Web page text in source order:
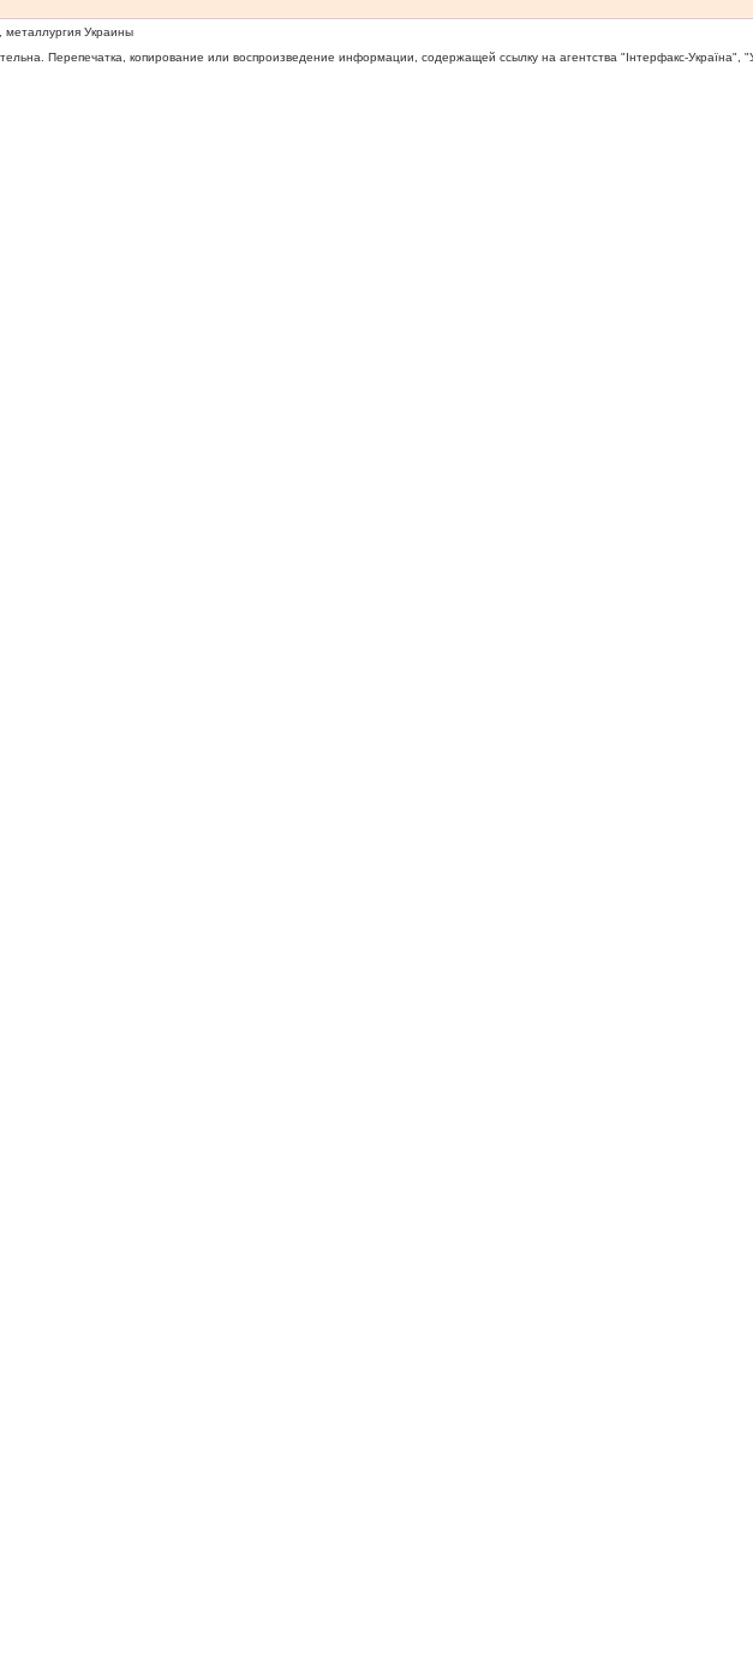
металлургия Украины
Перепечатка, копирование или воспроизведение информации, содержащей ссылку на агентства "Iнтерфакс-Україна",